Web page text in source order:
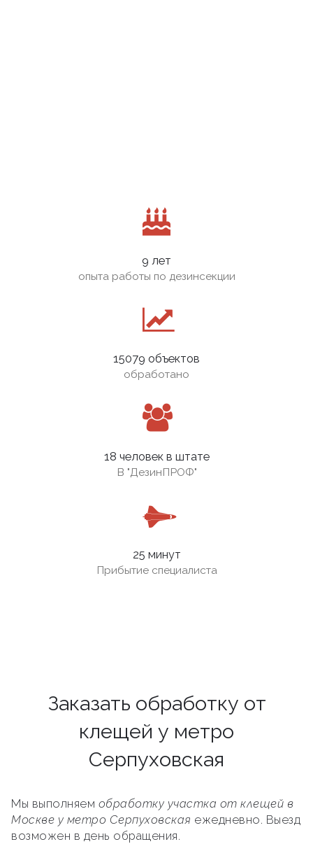
9 лет
опыта работы по дезинсекции
15079 объектов
обработано
18 человек в штате
В "ДезинПРОФ"
25 минут
Прибытие специалиста
Заказать обработку от
клещей у метро
Серпуховская
Мы выполняем обработку участка от клещей в
Москве у метро Серпуховская ежедневно. Выезд
возможен в день обращения.